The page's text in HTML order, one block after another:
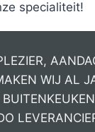
specialiteit!
WIJ AL